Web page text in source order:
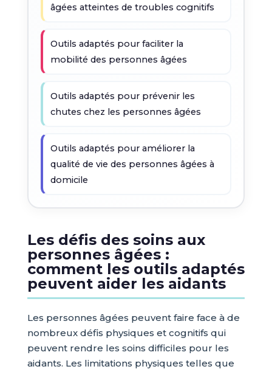
âgées atteintes de troubles cognitifs
Outils adaptés pour faciliter la
mobilité des personnes âgées
Outils adaptés pour prévenir les
chutes chez les personnes âgées
Outils adaptés pour améliorer la
qualité de vie des personnes âgées à
domicile
Les défis des soins aux
personnes âgées :
comment les outils adaptés
peuvent aider les aidants
Les personnes âgées peuvent faire face à de
nombreux défis physiques et cognitifs qui
peuvent rendre les soins difficiles pour les
aidants. Les limitations physiques telles que